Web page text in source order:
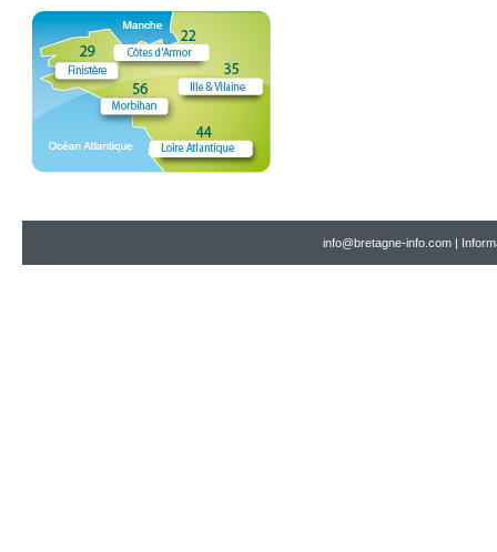
info@bretagne-info.com|